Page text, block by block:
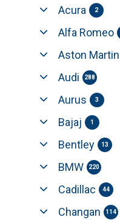
Acura 2
Alfa Romeo
Aston Martin
Audi 288
Aurus 3
Bajaj 1
Bentley 13
BMW 220
Cadillac 44
Changan 114